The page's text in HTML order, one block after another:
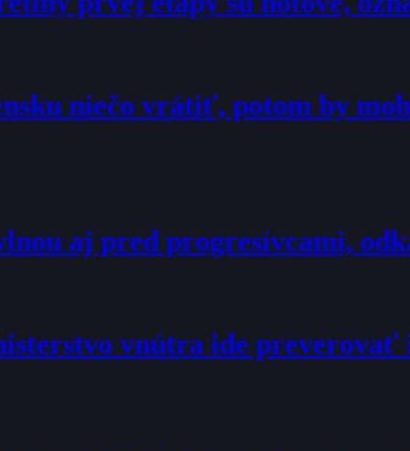
niečo vrátiť, potom by
aj pred progresívcami,
vnútra ide preverovať